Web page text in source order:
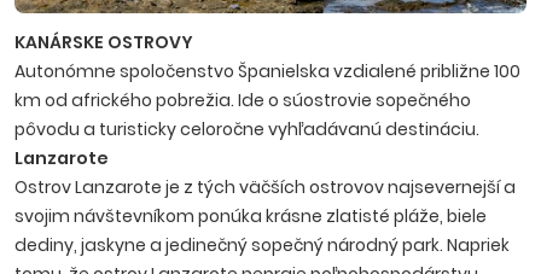
KANÁRSKE OSTROVY
Autonómne spoločenstvo Španielska vzdialené približne 100
km od afrického pobrežia. Ide o súostrovie sopečného
pôvodu a turisticky celoročne vyhľadávanú destináciu.
Lanzarote
Ostrov Lanzarote je z tých väčších ostrovov najsevernejší a
svojim návštevníkom ponúka krásne zlatisté pláže, biele
dediny, jaskyne a jedinečný sopečný národný park. Napriek